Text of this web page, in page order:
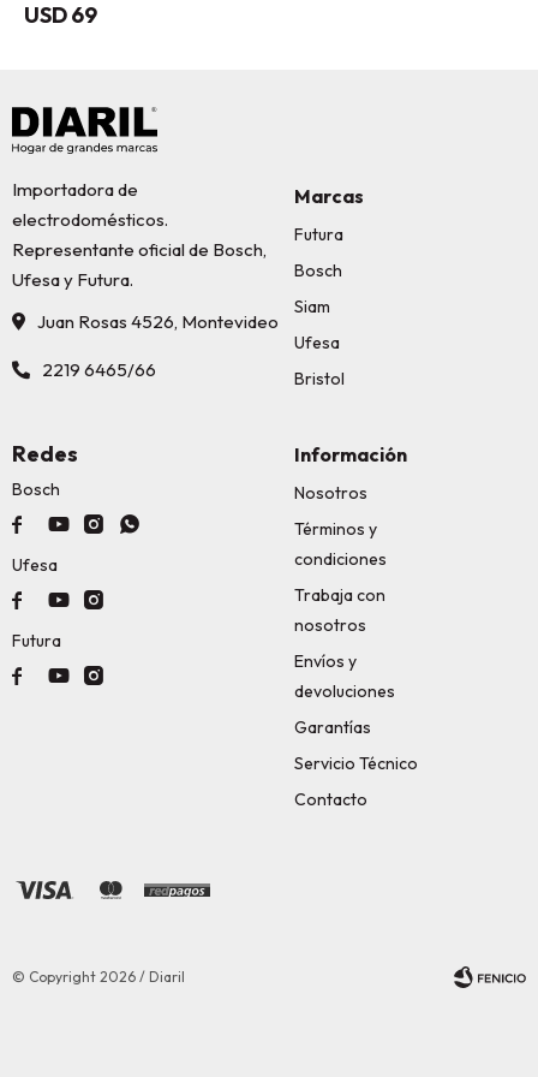
USD69
Importadora de
electrodomésticos.
Representante oficial de Bosch,
Ufesa y Futura.
Juan Rosas 4526, Montevideo
2219 6465/66
Marcas
Futura
Bosch
Siam
Ufesa
Bristol
Información
Nosotros
Términos y
condiciones
Trabaja con
nosotros
Envíos y
devoluciones
Garantías
Servicio Técnico
Contacto
Redes
Bosch
   
Ufesa
  
Futura
  
© Copyright 2026 / Diaril